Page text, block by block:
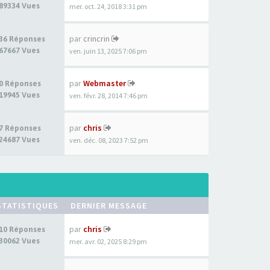
Vues mer. oct. 24, 2018 3:31 pm
Réponses
Vues
par crincrin
ven. juin 13, 2025 7:06 pm
Réponses
Vues
parWebmaster
ven. févr. 28, 2014 7:46 pm
Réponses
Vues
par chris
ven. déc. 08, 2023 7:52 pm
DERNIER MESSAGE
Réponses
Vues
par chris
mer. avr. 02, 2025 8:29 pm